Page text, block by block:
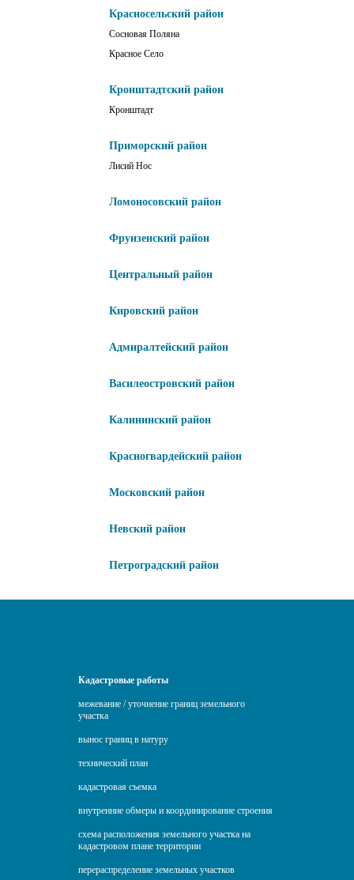
Красносельский район
Сосновая Поляна
Красное Село
Кронштадтский район
Кронштадт
Приморский район
Лисий Нос
Ломоносовский район
Фрунзенский район
Центральный район
Кировский район
Адмиралтейский район
Василеостровский район
Калининский район
Красногвардейский район
Московский район
Невский район
Петроградский район
Кадастровые работы
межевание / уточнение границ земельного
участка
вынос границ в натуру
технический план
кадастровая съемка
внутренние обмеры и координирование строения
схема расположения земельного участка на
кадастровом плане территории
перераспределение земельных участков